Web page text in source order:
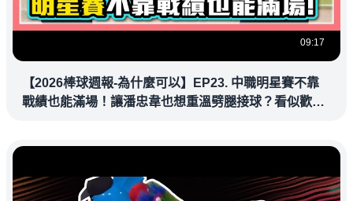
09:17
【2026棒球週報-為什麼可以】EP23. 中職明星賽不靠
戰績也能滿場！讓潘忠韋也想重溫劈腿接球？看似歡樂